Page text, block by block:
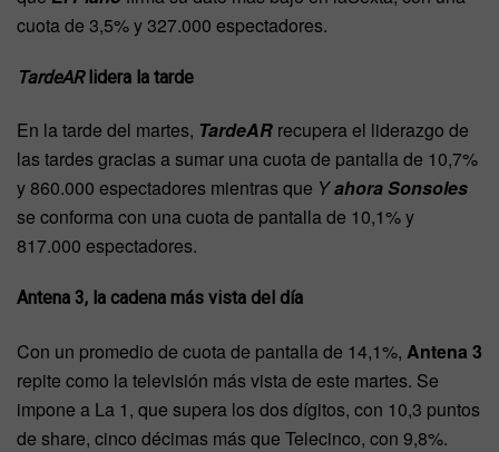
cuota de 3,5% y 327.000 espectadores.
TardeARlidera la tarde
En la tarde del martes, TardeAR recupera el liderazgo de
las tardes gracias a sumar una cuota de pantalla de 10,7%
y 860.000 espectadores mientras que Yahora Sonsoles
se conforma con una cuota de pantalla de 10,1% y
817.000 espectadores.
Antena 3, la cadena más vista del día
Con un promedio de cuota de pantalla de 14,1%, Antena 3
repite como la televisión más vista de este martes. Se
impone a La 1, que supera los dos dígitos, con 10,3 puntos
de share, cinco décimas más que Telecinco, con 9,8%.